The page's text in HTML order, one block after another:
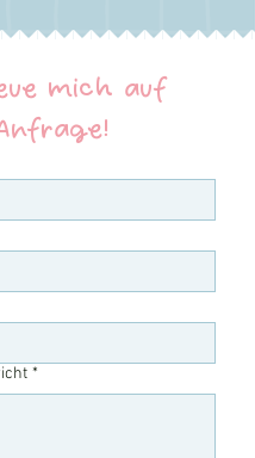
mich auf
*